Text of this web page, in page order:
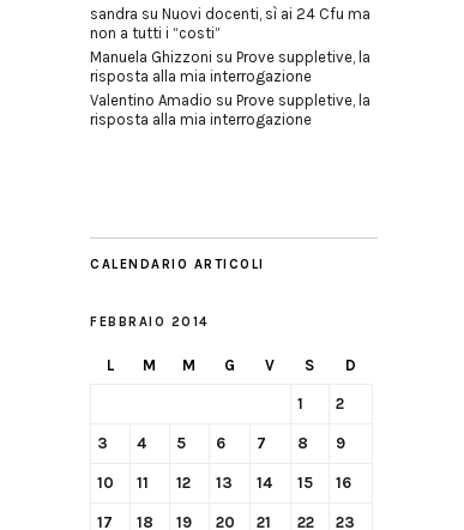
sandra su Nuovi docenti, sì ai 24 Cfu ma
non a tutti i “costi”
Manuela Ghizzoni su Prove suppletive, la
risposta alla mia interrogazione
Valentino Amadio su Prove suppletive, la
risposta alla mia interrogazione
CALENDARIO ARTICOLI
FEBBRAIO 2014
L M M G V S D
1 2
3 4 5 6 7 8 9
10 11 12 13 14 15 16
17 18 19 20 21 22 23